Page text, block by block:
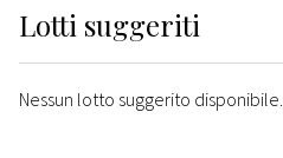
Lotti suggeriti
Nessun lotto suggerito disponibile.